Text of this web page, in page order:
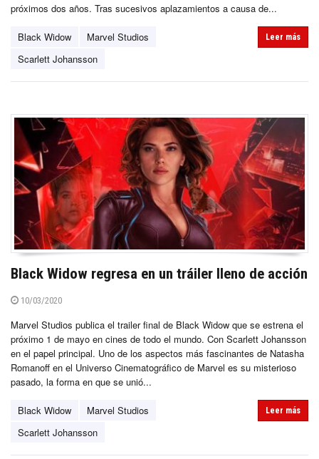
próximos dos años. Tras sucesivos aplazamientos a causa de...
Black Widow
Marvel Studios
Scarlett Johansson
Leer más
Black Widow regresa en un tráiler lleno de acción
10/03/2020
Marvel Studios publica el trailer final de Black Widow que se estrena el
próximo 1 de mayo en cines de todo el mundo. Con Scarlett Johansson
en el papel principal. Uno de los aspectos más fascinantes de Natasha
Romanoff en el Universo Cinematográfico de Marvel es su misterioso
pasado, la forma en que se unió...
Black Widow
Marvel Studios
Scarlett Johansson
Leer más